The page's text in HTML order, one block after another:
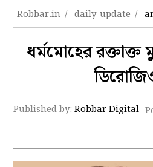
Robbar.in daily-update
ধর্মমোহের
Published by:Robbar Digital